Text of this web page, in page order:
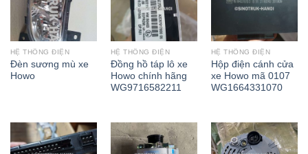
HỆ THỐNG ĐIỆN
Đèn sương mù xe
Howo
HỆ THỐNG ĐIỆN
Đồng hồ táp lô xe
Howo chính hãng
WG9716582211
HỆ THỐNG ĐIỆN
Hộp điện cánh cửa
xe Howo mã 0107
WG1664331070